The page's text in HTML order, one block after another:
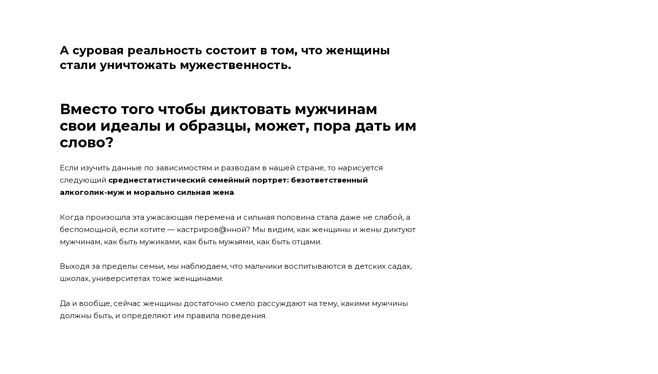
А суровая реальность состоит в том, что женщины
стали уничтожать мужественность.
Вместо того чтобы диктовать мужчинам
свои идеалы и образцы, может, пора дать им
слово?
Если изучить данные по зависимостям и разводам в нашей стране, то нарисуется
следующий среднестатистический семейный портрет: безответственный
алкоголик-муж и морально сильная жена.
Когда произошла эта ужасающая перемена и сильная половина стала даже не слабой, а
беспомощной, если хотите — кастриров@нной? Мы видим, как женщины и жены диктуют
мужчинам, как быть мужиками, как быть мужьями, как быть отцами.
Выходя за пределы семьи, мы наблюдаем, что мальчики воспитываются в детских садах,
школах, университетах тоже женщинами.
Да и вообще, сейчас женщины достаточно смело рассуждают на тему, какими мужчины
должны быть, и определяют им правила поведения.